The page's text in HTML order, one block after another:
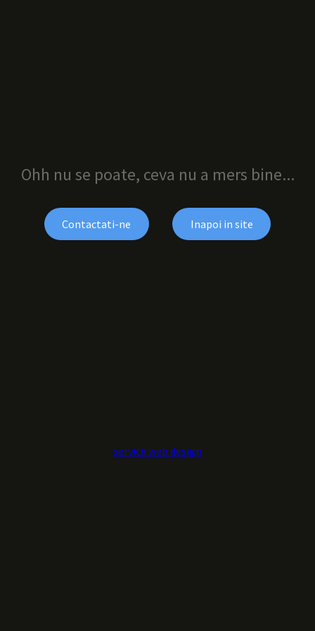
Ohh nu se poate, ceva nu a mers bine...
Contactati-ne Inapoi in site
servicii web design